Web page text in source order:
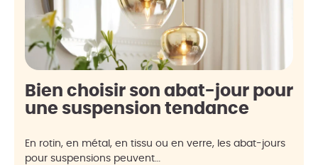
Bien choisir son abat-jour pour
une suspension tendance
En rotin, en métal, en tissu ou en verre, les abat-jours
pour suspensions peuvent…